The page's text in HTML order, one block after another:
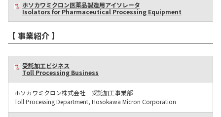
ホソカワミクロン医薬品製造用アイソレータ
Isolators for Pharmaceutical Processing Equipment
【 事業紹介 】
受託加工ビジネス
Toll Processing Business
ホソカワミクロン株式会社 受託加工事業部
Toll Processing Department, Hosokawa Micron Corporation